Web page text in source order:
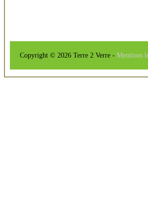
Copyright © 2026 Terre 2 Verre - Mentions